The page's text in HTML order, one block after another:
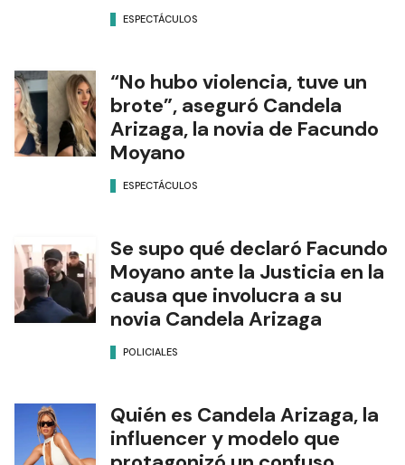
ESPECTÁCULOS
“No hubo violencia, tuve un
brote”, aseguró Candela
Arizaga, la novia de Facundo
Moyano
ESPECTÁCULOS
Se supo qué declaró Facundo
Moyano ante la Justicia en la
causa que involucra a su
novia Candela Arizaga
POLICIALES
Quién es Candela Arizaga, la
influencer y modelo que